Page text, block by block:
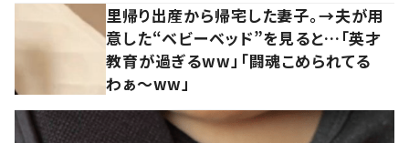
里帰り出産から帰宅した妻子。→夫が用
意した“ベビーベッド”を見ると…「英才
教育が過ぎるww」「闘魂こめられてる
わぁ～ww」